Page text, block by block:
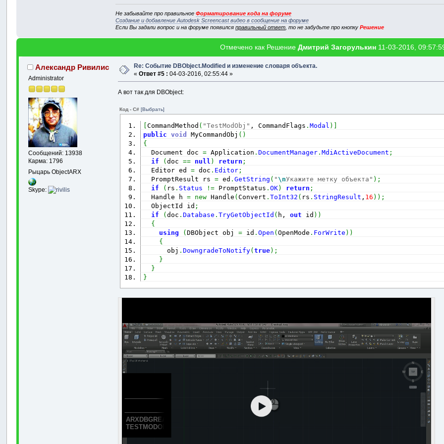
Не забывайте про правильноеФорматирование кода на форуме
Создание и добавление Autodesk Screencast видео в сообщение на форуме
Если Вы задали вопрос и на форуме появилсяправильный ответ , то не забудьте про кнопкуРешение
Отмечено как Решение Дмитрий Загорулькин11-03-2016,
Александр Ривилис
Administrator
Сообщений: 13938
Карма: 1796
Рыцарь ObjectARX
Skype:
Re: Событие DBObject.Modified и изменение словаря объекта.
«Ответ #5 : 04-03-2016, 02:55:44 »
А вот так для DBObject:
Код - C#[Выбрать]
[CommandMethod ( "TestModObj" , CommandFlags .Modal ) ]
public
void MyCommandObj ( )
{
Document doc = Application .DocumentManager .MdiActiveDocument ;
if
(doc == null ) return ;
Editor ed = doc . Editor ;
PromptResult rs = ed .GetString ( "\nУкажите метку объекта" ) ;
if
( rs . Status != PromptStatus .OK) return ;
Handle h = new Handle (Convert .ToInt32 ( rs . StringResult , 16 ) ) ;
ObjectId id ;
if
(doc .Database .TryGetObjectId ( h, out id ) )
{
using
(DBObject obj = id .Open (OpenMode . ForWrite ) )
{
obj .DowngradeToNotify(true) ;
}
}
}